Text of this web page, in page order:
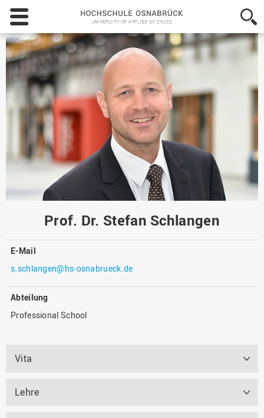
Hochschule
Osnabrück
-
University
of
Prof. Dr. Stefan Schlangen
E-Mail
s.schlangen@hs-osnabrueck.de
Abteilung
Professional School
Vita
Lehre